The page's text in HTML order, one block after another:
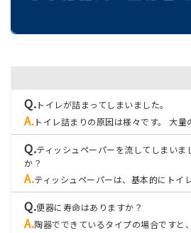
トイレが詰まってしまいました。
トイレ詰まりの原因は様々です。 大量
ティッシュペーパーを流してしまいま
か？
ティッシュペーパーは、基本的にトイ
便器に寿命はありますか？
陶器でできているタイプの場合ですと